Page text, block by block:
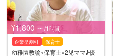
¥1,800 〜 /1時間
企業型割引 保育士
幼稚園教諭×保育士×2児ママ♪優